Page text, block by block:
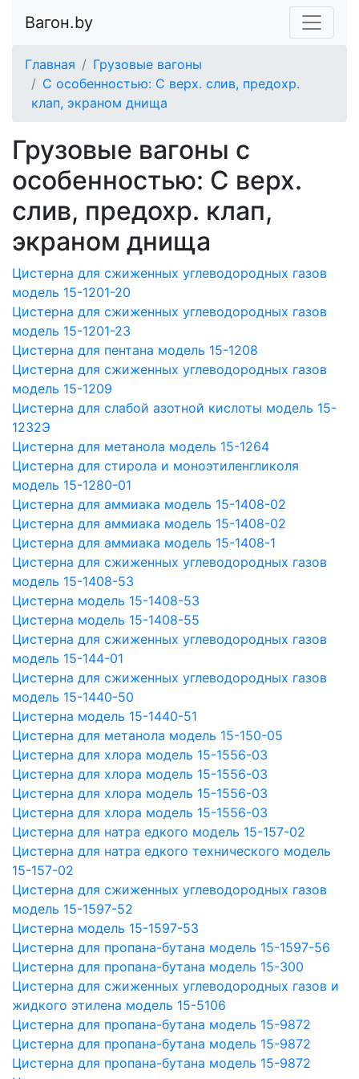
Вагон.by
Главная
Грузовые вагоны
С особенностью: С верх. слив, предохр.
клап, экраном днища
Грузовые вагоны с
особенностью: С верх.
слив, предохр. клап,
экраном днища
Цистерна для сжиженных углеводородных газов
модель 15-1201-20
Цистерна для сжиженных углеводородных газов
модель 15-1201-23
Цистерна для пентана модель 15-1208
Цистерна для сжиженных углеводородных газов
модель 15-1209
Цистерна для слабой азотной кислоты модель 15-
1232Э
Цистерна для метанола модель 15-1264
Цистерна для стирола и моноэтиленгликоля
модель 15-1280-01
Цистерна для аммиака модель 15-1408-02
Цистерна для аммиака модель 15-1408-02
Цистерна для аммиака модель 15-1408-1
Цистерна для сжиженных углеводородных газов
модель 15-1408-53
Цистерна модель 15-1408-53
Цистерна модель 15-1408-55
Цистерна для сжиженных углеводородных газов
модель 15-144-01
Цистерна для сжиженных углеводородных газов
модель 15-1440-50
Цистерна модель 15-1440-51
Цистерна для метанола модель 15-150-05
Цистерна для хлора модель 15-1556-03
Цистерна для хлора модель 15-1556-03
Цистерна для хлора модель 15-1556-03
Цистерна для хлора модель 15-1556-03
Цистерна для натра едкого модель 15-157-02
Цистерна для натра едкого технического модель
15-157-02
Цистерна для сжиженных углеводородных газов
модель 15-1597-52
Цистерна модель 15-1597-53
Цистерна для пропана-бутана модель 15-1597-56
Цистерна для пропана-бутана модель 15-300
Цистерна для сжиженных углеводородных газов и
жидкого этилена модель 15-5106
Цистерна для пропана-бутана модель 15-9872
Цистерна для пропана-бутана модель 15-9872
Цистерна для пропана-бутана модель 15-9872